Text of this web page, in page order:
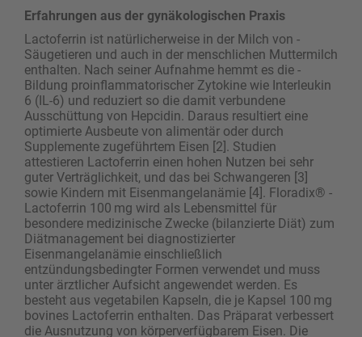
Erfahrungen aus der gynäkologischen Praxis
Lactoferrin ist natürlicherweise in der Milch von ­
Säugetieren und auch in der menschlichen Muttermilch
enthalten. Nach seiner Aufnahme hemmt es die ­
Bildung proinflammatorischer Zytokine wie Interleukin
6 (IL-6) und reduziert so die damit verbundene
Ausschüttung von Hepcidin. Daraus resultiert eine
optimierte Ausbeute von alimentär oder durch
Supplemente zugeführtem Eisen [2]. Studien
attestieren Lactoferrin einen hohen Nutzen bei sehr
guter Verträglichkeit, und das bei Schwangeren [3]
sowie Kindern mit Eisenmangelanämie [4]. Floradix® ­
Lactoferrin 100 mg wird als Lebensmittel für
besondere medizinische Zwecke (bilanzierte Diät) zum
Diätmanagement bei diagnostizierter
Eisenmangelanämie einschließlich
entzündungsbedingter Formen verwendet und muss
unter ärztlicher Aufsicht angewendet werden. Es
besteht aus vegetabilen Kapseln, die je Kapsel 100 mg
bovines Lactoferrin enthalten. Das Präparat verbessert
die Ausnutzung von körperverfügbarem Eisen. Die